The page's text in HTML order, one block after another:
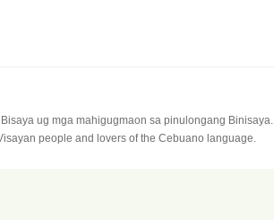
ug mga mahigugmaon sa pinulongang Binisaya.
people and lovers of the Cebuano language.